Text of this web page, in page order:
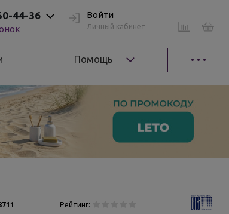
44-36 Войти
Личный кабинет
Помощь
Рейтинг: